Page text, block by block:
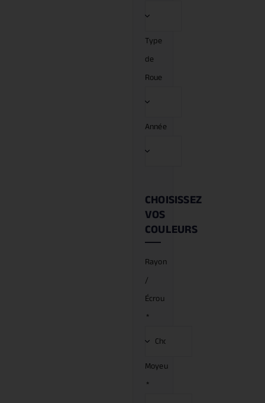
Type
de
Roue
Année
CHOISISSEZ
VOS
COULEURS
Rayon
/
Écrou
*
Moyeu
*